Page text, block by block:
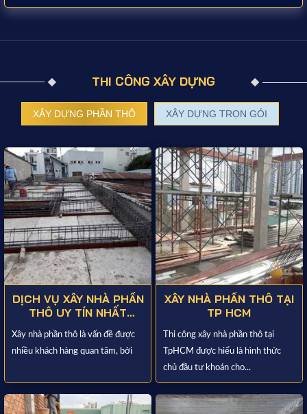
THI CÔNG XÂY DỰNG
XÂY DỰNG PHẦN THÔ XÂY DỰNG TRỌN GÓI
DỊCH VỤ XÂY NHÀ PHẦN
THÔ UY TÍN NHẤT
Xây nhà phần thô là vấn đề được
nhiều khách hàng quan tâm, bởi
XÂY NHÀ PHẦN THÔ TẠI
TP HCM
Thi công xây nhà phần thô tại
TpHCM được hiểu là hình thức
chủ đầu tư khoán cho...